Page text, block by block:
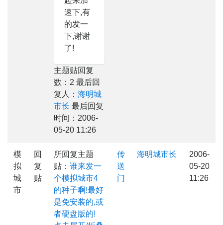
速下,有
的发一
下,谢谢
了!
主题贴回复
数：2 最后回
复人： 海明城
市长 最后回复
时间：2006-
05-20 11:26
模
拟
城
市
回
复
贴
所回复主题
贴： 谁来发一
个模拟城市4
的种子啊!最好
是免安装的,或
者硬盘版的!
传
送
门
海明城市长
2006-
05-20
11:26